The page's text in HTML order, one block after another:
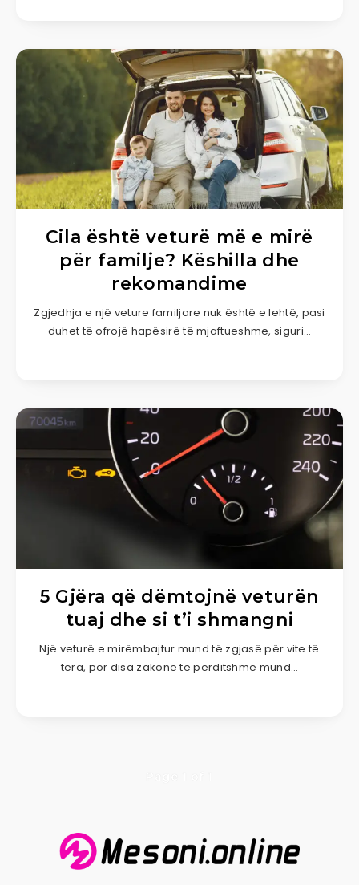
Cila është veturë më e mirë
për familje? Këshilla dhe
rekomandime
Zgjedhja e një veture familjare nuk është e lehtë, pasi
duhet të ofrojë hapësirë të mjaftueshme, siguri…
5 Gjëra që dëmtojnë veturën
tuaj dhe si t’i shmangni
Një veturë e mirëmbajtur mund të zgjasë për vite të
tëra, por disa zakone të përditshme mund…